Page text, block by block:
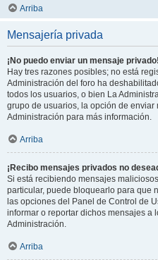
Arriba
Mensajería privada
¡No puedo enviar un mensaje privado!
Hay tres razones posibles; no está
Administración del foro ha
todos los usuarios, o bien La
grupo de usuarios, la opción de
Administración para más información.
Arriba
¡Recibo mensajes privados no
Si está recibiendo mensajes
particular, puede bloquearlo para que
las opciones del Panel de Control de
informar o reportar dichos mensajes a
Administración.
Arriba